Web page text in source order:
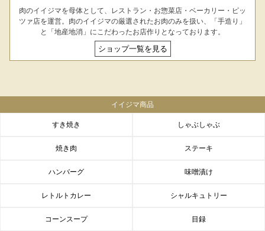
肉のイイジマを母体として、レストラン・お惣菜店・ベーカリー・ピッ
ツァ店を運営。肉のイイジマの厳選されたお肉のみを扱い、「手造り」
と「地産地消」にこだわったお店作りとなっております。
ショップ一覧を見る
イイジマ商品
すき焼き しゃぶしゃぶ
焼き肉 ステーキ
ハンバーグ 味噌漬け
レトルトカレー シャルキュトリー
コーンスープ 目録